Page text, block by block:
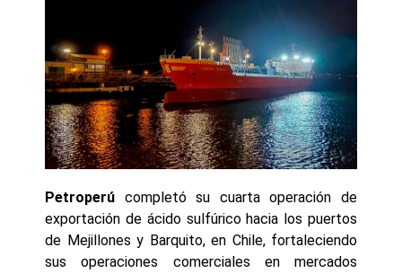
Petroperú completó su cuarta operación de
exportación de ácido sulfúrico hacia los puertos
de Mejillones y Barquito, en Chile, fortaleciendo
sus operaciones comerciales en mercados